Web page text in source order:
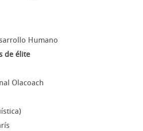
Humano
de élite
Olacoach